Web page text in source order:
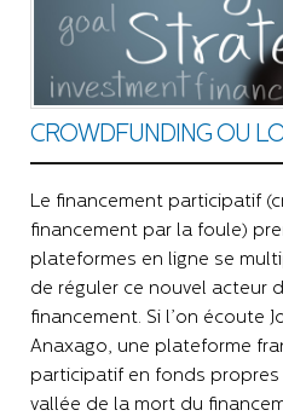
CROWDFUNDING OU
Le financement participatif
financement par la foule)
plateformes en ligne se
de réguler ce nouvel acteur
financement. Si l’on écoute
Anaxago, une plateforme
participatif en fonds
vallée de la mort du